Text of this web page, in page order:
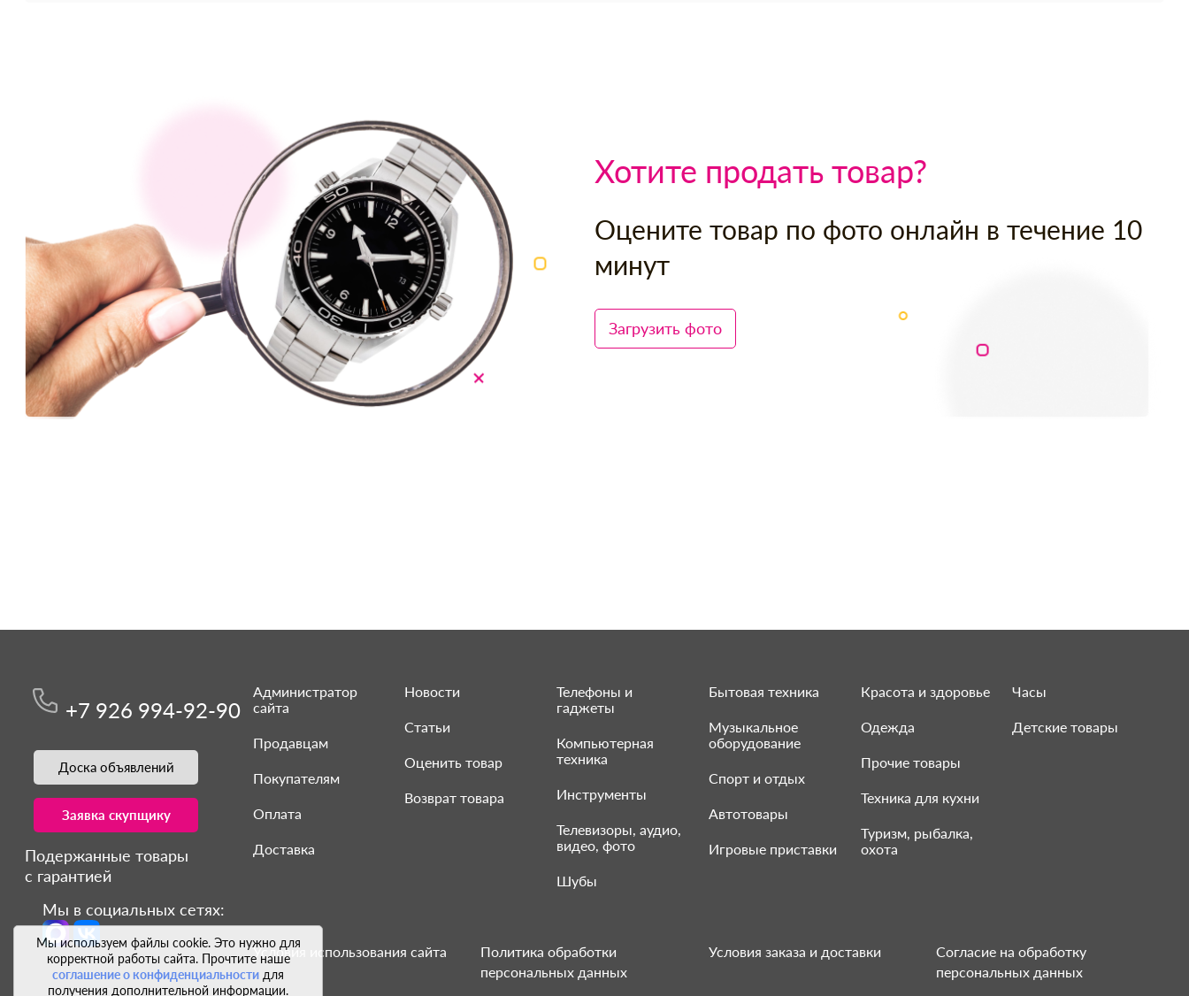
Хотите продать товар?
Оцените товар по фото онлайн в течение 10
минут
Загрузить фото
Мы используем файлы cookie. Это нужно для
корректной работы сайта. Прочтите наше
соглашение о конфиденциальности для
получения дополнительной информации.
+7 926 994-92-90
Доска объявлений
Заявка скупщику
Подержанные товары
с гарантией
Мы в социальных сетях:
Администратор
сайта
Продавцам
Покупателям
Оплата
Доставка
Новости
Статьи
Оценить товар
Возврат товара
Телефоны и
гаджеты
Компьютерная
техника
Инструменты
Телевизоры, аудио,
видео, фото
Шубы
Бытовая техника
Музыкальное
оборудование
Спорт и отдых
Автотовары
Игровые приставки
Красота и здоровье
Одежда
Прочие товары
Техника для кухни
Туризм, рыбалка,
охота
Часы
Детские товары
Условия использования сайта
Политика обработки
персональных данных
Условия заказа и доставки
Согласие на обработку
персональных данных